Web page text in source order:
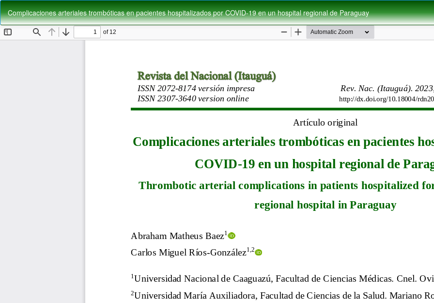
Volver
a
los
detalles
del
Complicaciones arteriales trombóticas en pacientes hospitalizados por COVID-19 en un hospital regional de Paraguay